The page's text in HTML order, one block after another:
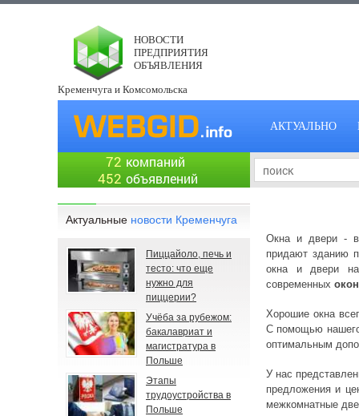
НОВОСТИ
ПРЕДПРИЯТИЯ
ОБЪЯВЛЕНИЯ
Кременчуга и Комсомольска
АКТУАЛЬНО
72 компаний
452 объявлений
Окна и двери -
придают зданию
окна и двери на
современных
Хорошие окна
С помощью нашего
оптимальным
У нас
предложения и
межкомнатные
Актуальные новости Кременчуга
Пиццайоло, печь и
тесто: что еще
нужно для
пиццерии?
Учёба за рубежом:
бакалавриат и
магистратура в
Польше
Этапы
трудоустройства в
Польше